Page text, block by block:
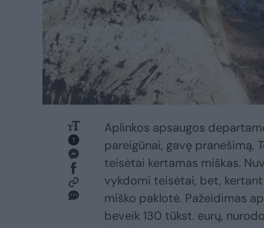
Aplinkos apsaugos
pareigūnai, gavę pranešimą,
teisėtai kertamas miškas.
vykdomi teisėtai, bet,
miško paklotė. Pažeidimas
beveik 130 tūkst. eurų,